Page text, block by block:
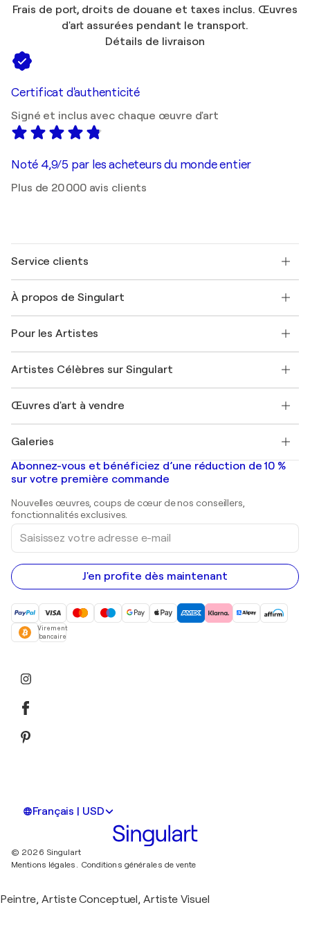
Frais de port, droits de douane et taxes inclus. Œuvres
d'art assurées pendant le transport.
Détails de livraison
Certificat d'authenticité
Signé et inclus avec chaque œuvre d'art
Noté 4,9/5 par les acheteurs du monde entier
Plus de 20 000 avis clients
Service clients
Expédition
Offrir une carte cadeau
Rejoignez notre programme commercial
Mon compte
+33 1 76 44 06 42
À propos de Singulart
FAQ
Magazine Singulart
Emplois
Découvrez une sélection d'art original
Pour les Artistes
Se connecter en tant qu'Artiste
Artistes Célèbres sur Singulart
Marc Chagall
Banksy
Mr. Brainwash
Shepard Fairey
Œuvres d'art à vendre
Tableaux abstraits à vendre
Peintures de paysage
Estampes
Peintures acryliques
Galeries
Galeries d'art en France
Galeries d'art en Belgique
Abonnez-vous et bénéficiez d’une réduction de 10 %
sur votre première commande
Nouvelles œuvres, coups de cœur de nos conseillers,
fonctionnalités exclusives.
Saisissez
votre
adresse
e-
mail
J'en profite dès maintenant
Virement
bancaire
Français | USD
© 2026 Singulart
Mentions légales.
Conditions générales de vente
Peintre, Artiste Conceptuel, Artiste Visuel